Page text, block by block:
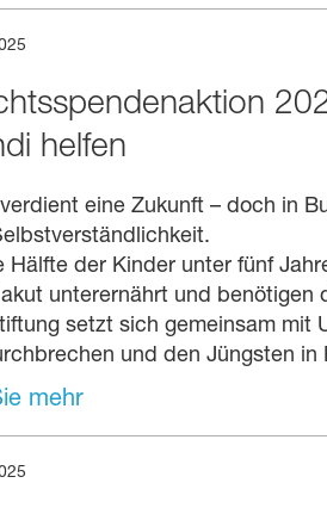
helfen
eine Zukunft – doch in
Hälfte der Kinder unter fünf
unterernährt und benötigen
setzt sich gemeinsam mit
und den Jüngsten in
mehr